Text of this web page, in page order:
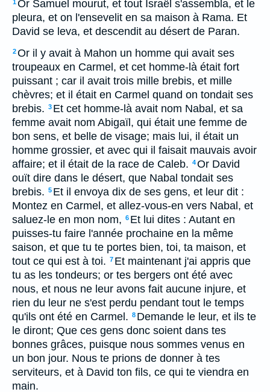
1Or Samuel mourut, et tout Israël s'assembla, et le
pleura, et on l'ensevelit en sa maison à Rama. Et
David se leva, et descendit au désert de Paran.
2Or il y avait à Mahon un homme qui avait ses
troupeaux en Carmel, et cet homme-là était fort
puissant ; car il avait trois mille brebis, et mille
chèvres; et il était en Carmel quand on tondait ses
brebis. 3 Et cet homme-là avait nom Nabal, et sa
femme avait nom Abigaïl, qui était une femme de
bon sens, et belle de visage; mais lui, il était un
homme grossier, et avec qui il faisait mauvais avoir
affaire; et il était de la race de Caleb. 4Or David
ouït dire dans le désert, que Nabal tondait ses
brebis. 5 Et il envoya dix de ses gens, et leur dit :
Montez en Carmel, et allez-vous-en vers Nabal, et
saluez-le en mon nom, 6 Et lui dites : Autant en
puisses-tu faire l'année prochaine en la même
saison, et que tu te portes bien, toi, ta maison, et
tout ce qui est à toi. 7 Et maintenant j'ai appris que
tu as les tondeurs; or tes bergers ont été avec
nous, et nous ne leur avons fait aucune injure, et
rien du leur ne s'est perdu pendant tout le temps
qu'ils ont été en Carmel. 8 Demande le leur, et ils te
le diront; Que ces gens donc soient dans tes
bonnes grâces, puisque nous sommes venus en
un bon jour. Nous te prions de donner à tes
serviteurs, et à David ton fils, ce qui te viendra en
main.